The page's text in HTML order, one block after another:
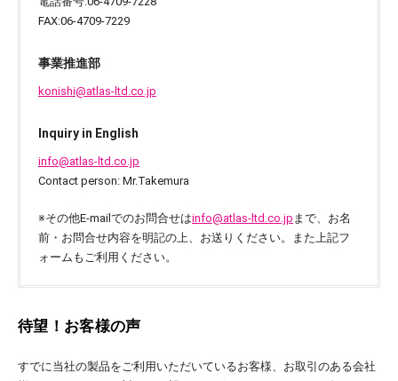
FAX:06-4709-7229
事業推進部
konishi@atlas-ltd.co.jp
Inquiry in English
info@atlas-ltd.co.jp
Contact person: Mr.Takemura
※その他E-mailでのお問合せはinfo@atlas-ltd.co.jp まで、お名
前・お問合せ内容を明記の上、お送りください。また上記フ
ォームもご利用ください。
待望！お客様の声
すでに当社の製品をご利用いただいているお客様、お取引のある会社